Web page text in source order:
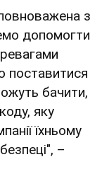
з
допомогти
поставитися
бачити,
яку
їхньому
–